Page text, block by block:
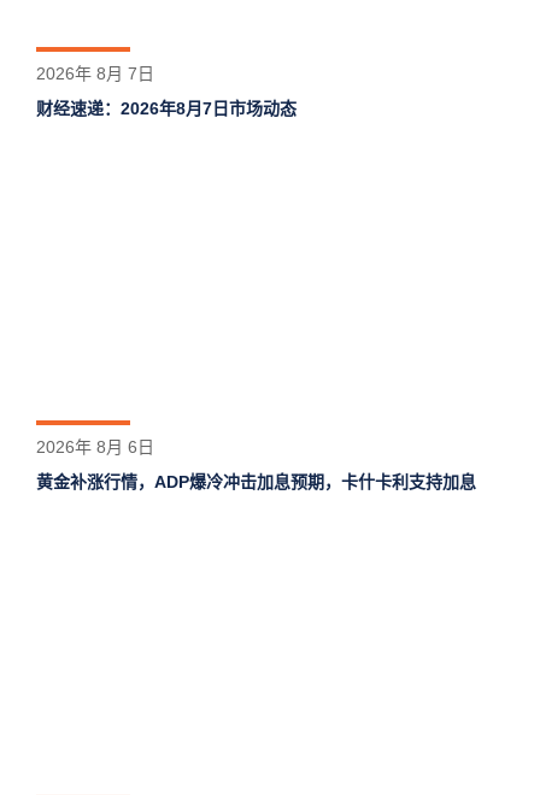
2026年 8月 7日
财经速递：2026年8月7日市场动态
2026年 8月 6日
黄金补涨行情，ADP爆冷冲击加息预期，卡什卡利支持加息